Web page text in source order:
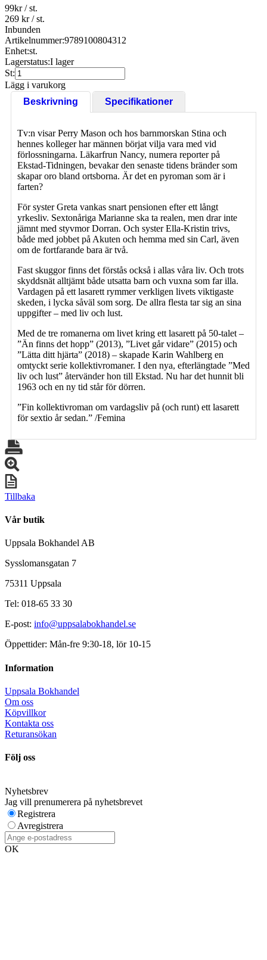
99kr/ st.
269 kr/ st.
Inbunden
Artikelnummer:9789100804312
Enhet:st.
Lagerstatus:I lager
St:
Lägg i varukorg
Beskrivning
Specifikationer
Tv:n visar Perry Mason och hos barnmorskan Stina och
hennes kolleger har männen börjat vilja vara med vid
förlossningarna. Läkarfrun Nancy, numera reporter på
Ekstad-Tidningen, bevakar den senaste tidens bränder som
skapar oro bland ortsborna. Är det en pyroman som är i
farten?
För syster Greta vankas snart pensionen efter ett långt
yrkesliv. Sextonåriga Marianne ska ta realen, men drar inte
jämnt med styvmor Dorran. Och syster Ella-Kristin trivs,
både med jobbet på Akuten och hemma med sin Carl, även
om de fortfarande bara är två.
Fast skuggor finns det förstås också i allas våra liv. Och trots
skyddsnät alltjämt både utsatta barn och vuxna som far illa.
Vardagen på ett lasarett rymmer verkligen livets viktigaste
skeden, i lycka såväl som sorg. De allra flesta tar sig an sina
uppgifter – med liv och lust.
Med de tre romanerna om livet kring ett lasarett på 50-talet –
”Än finns det hopp” (2013), ”Livet går vidare” (2015) och
”Lätta ditt hjärta” (2018) – skapade Karin Wahlberg en
omtyckt serie kollektivromaner. I den nya, efterlängtade ”Med
liv och lust” återvänder hon till Ekstad. Nu har det hunnit bli
1963 och en ny tid står för dörren.
”Fin kollektivroman om vardagsliv på (och runt) ett lasarett
för sextio år sedan.” /Femina
Tillbaka
Vår butik
Uppsala Bokhandel AB
Sysslomansgatan 7
75311 Uppsala
Tel: 018-65 33 30
E-post: info@uppsalabokhandel.se
Öppettider: Mån-fre 9:30-18, lör 10-15
Information
Uppsala Bokhandel
Om oss
Köpvillkor
Kontakta oss
Returansökan
Följ oss
Nyhetsbrev
Jag vill prenumerera på nyhetsbrevet
Registrera
Avregistrera
OK